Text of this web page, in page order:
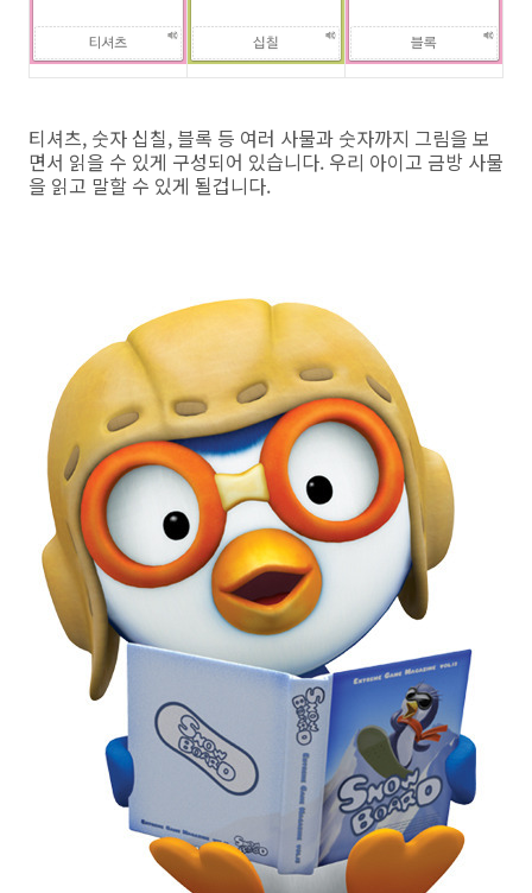
티셔츠, 숫자 십칠, 블록 등 여러 사물과 숫자까지 그림을 보
면서 읽을 수 있게 구성되어 있습니다. 우리 아이고 금방 사물
을 읽고 말할 수 있게 될겁니다.